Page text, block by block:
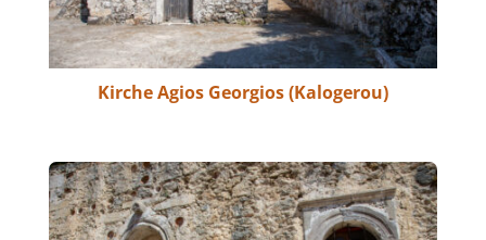
Kirche Agios Georgios (Kalogerou)